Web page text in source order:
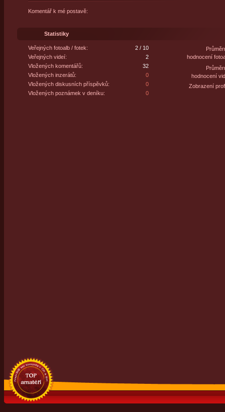
Komentář k mé postavě:
Statistiky
Veřejných fotoalb / fotek:
2 / 10
Veřejných videí:
2
Vložených komentářů:
32
Vložených inzerátů:
0
Vložených diskusních příspěvků:
0
Vložených poznámek v deníku:
0
hodnocení
hodnocení
Zobrazení